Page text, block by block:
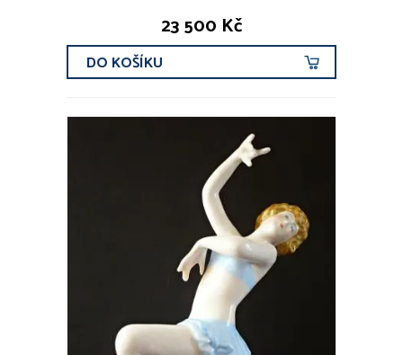
23 500 Kč
DO KOŠÍKU